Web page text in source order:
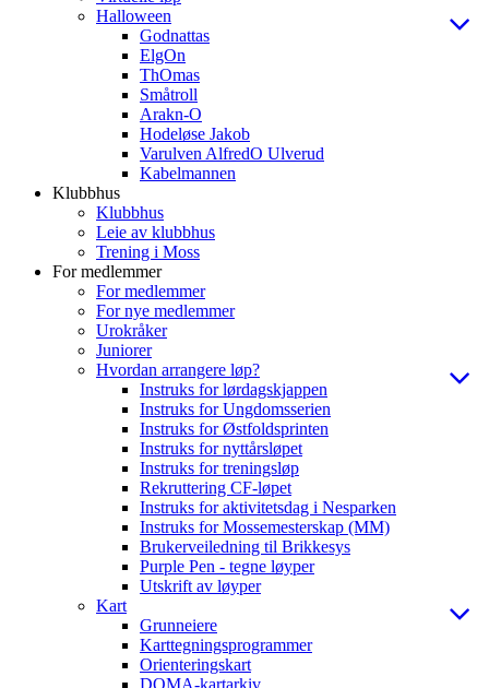
Halloween
Godnattas
ElgOn
ThOmas
Småtroll
Arakn-O
Hodeløse Jakob
Varulven AlfredO Ulverud
Kabelmannen
Klubbhus
Klubbhus
Leie av klubbhus
Trening i Moss
For medlemmer
For medlemmer
For nye medlemmer
Urokråker
Juniorer
Hvordan arrangere løp?
Instruks for lørdagskjappen
Instruks for Ungdomsserien
Instruks for Østfoldsprinten
Instruks for nyttårsløpet
Instruks for treningsløp
Rekruttering CF-løpet
Instruks for aktivitetsdag i Nesparken
Instruks for Mossemesterskap (MM)
Brukerveiledning til Brikkesys
Purple Pen - tegne løyper
Utskrift av løyper
Kart
Grunneiere
Karttegningsprogrammer
Orienteringskart
DOMA-kartarkiv